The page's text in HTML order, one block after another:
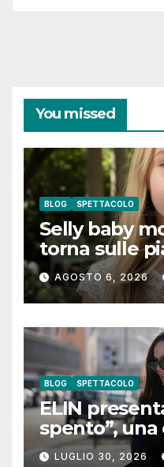
You missed
BLOG SPETTACOLO
Selly baby
torna sulle
digitali con
guarda”
AGOSTO 6, 2026
BLOG SPETTACOLO
ELIN
spento”, una
coraggio di
LUGLIO 30, 2026